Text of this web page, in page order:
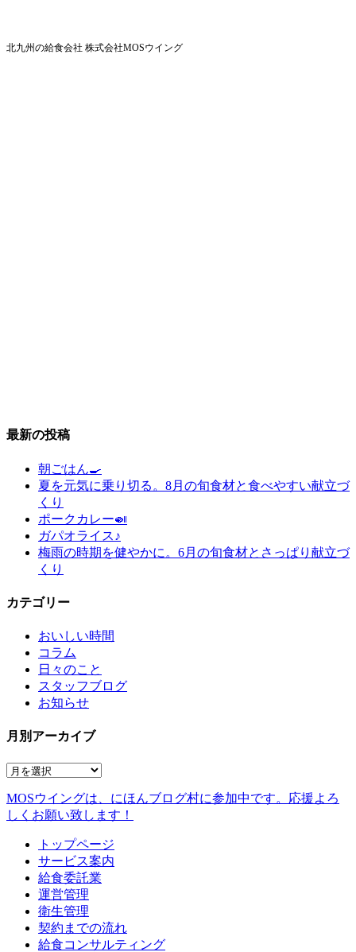
北九州の給食会社 株式会社MOSウイング
最新の投稿
朝ごはん🍳
夏を元気に乗り切る。8月の旬食材と食べやすい献立づ
くり
ポークカレー🍛
ガパオライス♪
梅雨の時期を健やかに。6月の旬食材とさっぱり献立づ
くり
カテゴリー
おいしい時間
コラム
日々のこと
スタッフブログ
お知らせ
月別アーカイブ
MOSウイングは、にほんブログ村に参加中です。 応援よろ
しくお願い致します！
トップページ
サービス案内
給食委託業
運営管理
衛生管理
契約までの流れ
給食コンサルティング